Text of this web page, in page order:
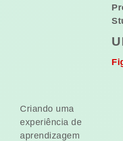
Criando uma
experiência de
aprendizagem